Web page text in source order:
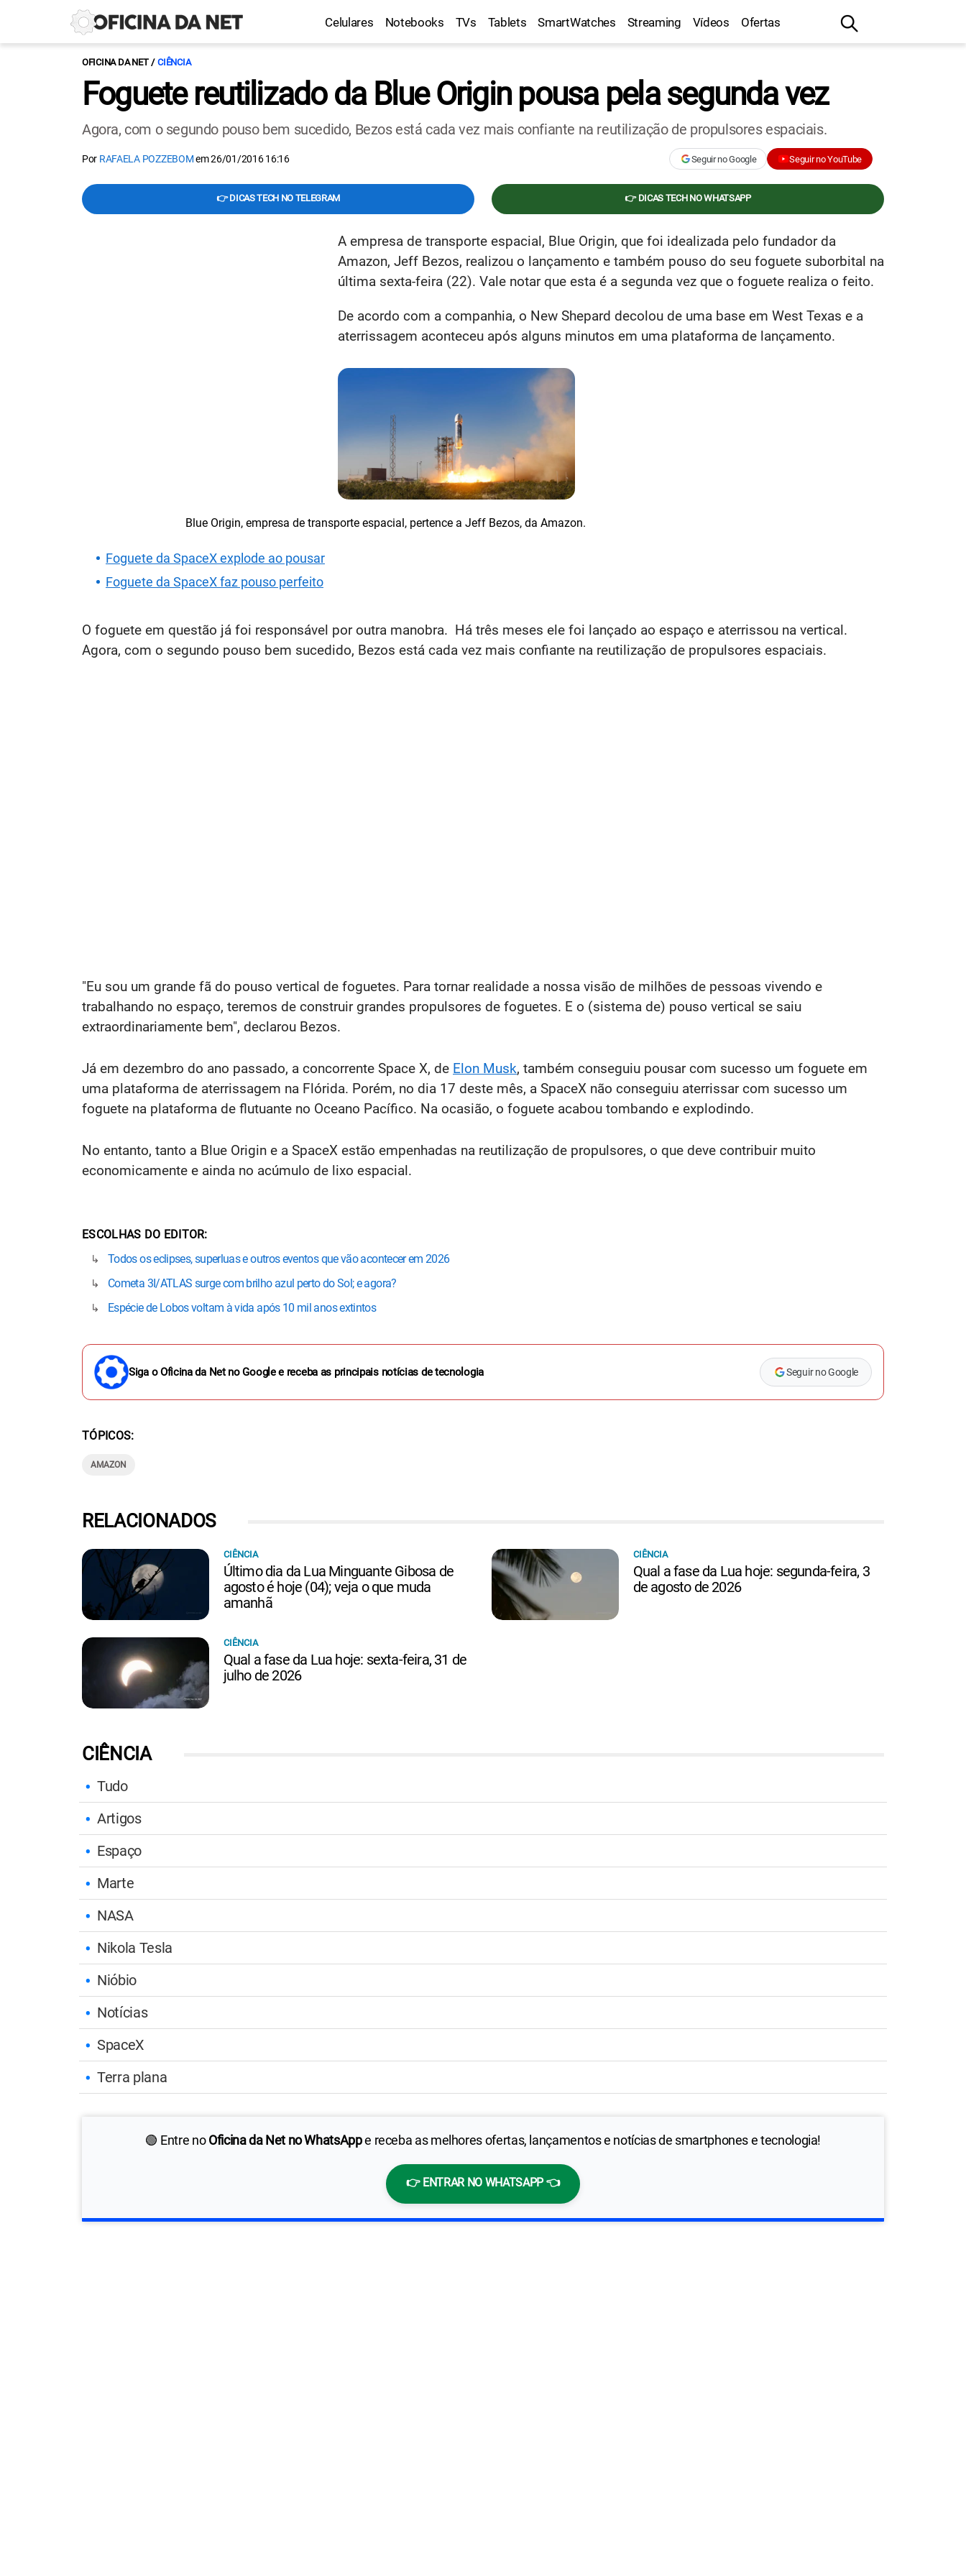
Celulares Notebooks TVs Tablets SmartWatches Streaming Vídeos Ofertas
OFICINA DA NET CIÊNCIA
Foguete reutilizado da Blue Origin pousa pela segunda vez
Agora, com o segundo pouso bem sucedido, Bezos está cada vez mais confiante na reutilização de propulsores espaciais.
Por RAFAELA POZZEBOMem26/01/2016 16:16 Seguir no Google Seguir no YouTube
👉 DICAS TECH NO TELEGRAM 👉 DICAS TECH NO WHATSAPP
A empresa de transporte espacial, Blue Origin, que foi idealizada pelo fundador da
Amazon, Jeff Bezos, realizou o lançamento e também pouso do seu foguete suborbital na
última sexta-feira (22). Vale notar que esta é a segunda vez que o foguete realiza o feito.
De acordo com a companhia, o New Shepard decolou de uma base em West Texas e a
aterrissagem aconteceu após alguns minutos em uma plataforma de lançamento.
Blue Origin, empresa de transporte espacial, pertence a Jeff Bezos, da Amazon.
Foguete da SpaceX explode ao pousar
Foguete da SpaceX faz pouso perfeito
O foguete em questão já foi responsável por outra manobra. Há três meses ele foi lançado ao espaço e aterrissou na vertical.
Agora, com o segundo pouso bem sucedido, Bezos está cada vez mais confiante na reutilização de propulsores espaciais.
"Eu sou um grande fã do pouso vertical de foguetes. Para tornar realidade a nossa visão de milhões de pessoas vivendo e
trabalhando no espaço, teremos de construir grandes propulsores de foguetes. E o (sistema de) pouso vertical se saiu
extraordinariamente bem", declarou Bezos.
Já em dezembro do ano passado, a concorrente Space X, de Elon Musk, também conseguiu pousar com sucesso um foguete em
uma plataforma de aterrissagem na Flórida. Porém, no dia 17 deste mês, a SpaceX não conseguiu aterrissar com sucesso um
foguete na plataforma de flutuante no Oceano Pacífico. Na ocasião, o foguete acabou tombando e explodindo.
No entanto, tanto a Blue Origin e a SpaceX estão empenhadas na reutilização de propulsores, o que deve contribuir muito
economicamente e ainda no acúmulo de lixo espacial.
ESCOLHAS DO EDITOR
Todos os eclipses, superluas e outros eventos que vão acontecer em 2026
Cometa 3I/ATLAS surge com brilho azul perto do Sol; e agora?
Espécie de Lobos voltam à vida após 10 mil anos extintos
Siga o Oficina da Net no Google e receba as principais notícias de tecnologia Seguir no Google
TÓPICOS
AMAZON
CIÊNCIA
Tudo
Artigos
Espaço
Marte
NASA
Nikola Tesla
Nióbio
Notícias
SpaceX
Terra plana
🟢 Entre noOficina da Net no WhatsAppe receba as melhores ofertas, lançamentos e notícias de smartphones e tecnologia!
👉 ENTRAR NO WHATSAPP 👈
RELACIONADOS
CIÊNCIA
Último dia da Lua Minguante Gibosa de
agosto é hoje (04); veja o que muda
amanhã
CIÊNCIA
Qual a fase da Lua hoje: segunda-feira, 3
de agosto de 2026
CIÊNCIA
Qual a fase da Lua hoje: sexta-feira, 31 de
julho de 2026